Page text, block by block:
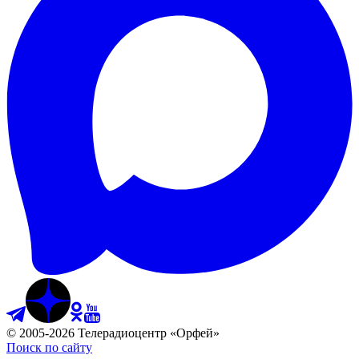
© 2005-2026 Телерадиоцентр «Орфей»
Поиск по сайту